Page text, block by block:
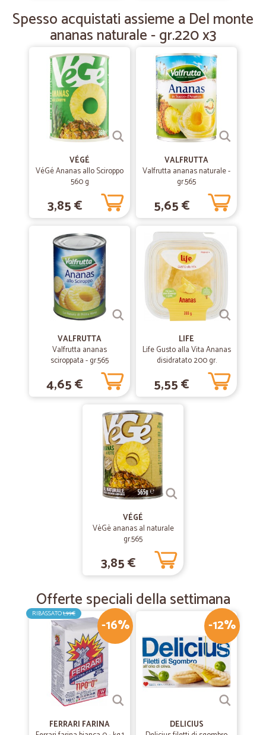
Spesso acquistati assieme a Del monte
ananas naturale - gr.220 x3
VÉGÉ
VéGé Ananas allo Sciroppo
560 g
3,85 €
VALFRUTTA
Valfrutta ananas naturale -
gr.565
5,65 €
VALFRUTTA
Valfrutta ananas
sciroppata - gr.565
4,65 €
LIFE
Life Gusto alla Vita Ananas
disidratato 200 gr.
5,55 €
VÉGÉ
VèGè ananas al naturale
gr.565
3,85 €
Offerte speciali della settimana
-16%
RIBASSATO1,99€
FERRARI FARINA
-12%
DELICIUS